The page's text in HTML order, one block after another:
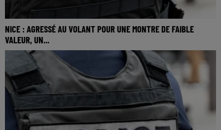
NICE : AGRESSÉ AU VOLANT POUR UNE MONTRE DE FAIBLE
VALEUR, UN...